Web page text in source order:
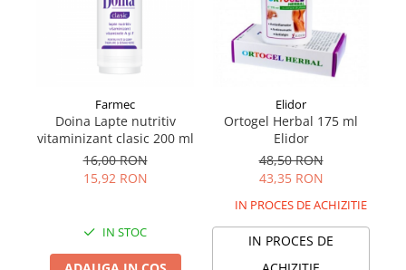
Farmec
Doina Lapte nutritiv
vitaminizant clasic 200 ml
16,00 RON
15,92 RON
IN STOC
Elidor
Ortogel Herbal 175 ml
Elidor
48,50 RON
43,35 RON
IN PROCES DE ACHIZITIE
IN PROCES DE